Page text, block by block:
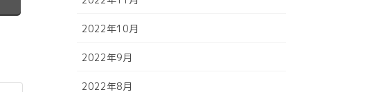
2022年10月
2022年9月
2022年8月